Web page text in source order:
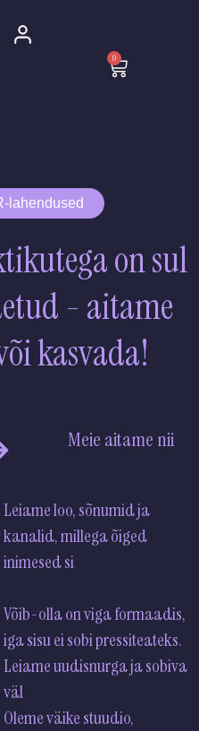
0
Cart
lahendused
on sul
- aitame
kasvada!
Meie aitame nii
Leiame loo, sõnumid ja
kanalid, millega õiged
inimes
Võib-olla on viga formaadis,
iga sisu ei sobi pressiteateks.
Leiame uudisnurga ja sobiva
Oleme väike stuudio,